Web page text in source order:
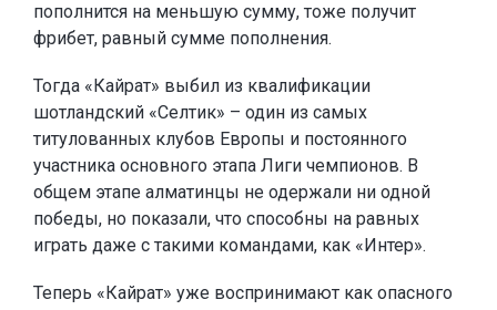
пополнится на меньшую сумму, тоже получит
фрибет, равный сумме пополнения.
Тогда «Кайрат» выбил из квалификации
шотландский «Селтик» – один из самых
титулованных клубов Европы и постоянного
участника основного этапа Лиги чемпионов. В
общем этапе алматинцы не одержали ни одной
победы, но показали, что способны на равных
играть даже с такими командами, как «Интер».
Теперь «Кайрат» уже воспринимают как опасного